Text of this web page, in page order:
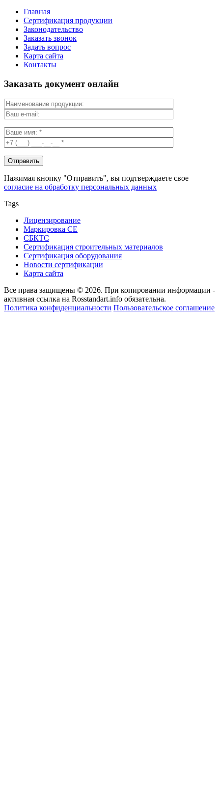
Главная
Сертификация продукции
Законодательство
Заказать звонок
Задать вопрос
Карта сайта
Контакты
Заказать документ онлайн
Нажимая кнопку "Отправить", вы подтверждаете свое
согласие на обработку персональных данных
Tags
Лицензирование
Маркировка СЕ
СБКТС
Сертификация строительных материалов
Сертификация оборудования
Новости сертификации
Карта сайта
Все права защищены © 2026. При копировании информации -
активная ссылка на Rosstandart.info обязательна.
Политика конфиденциальности Пользовательское соглашение